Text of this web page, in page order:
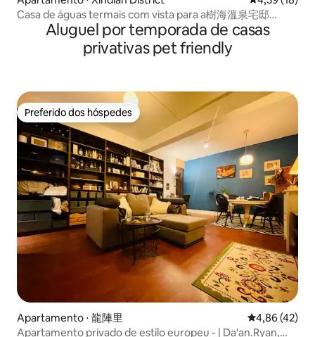
Casa de águas termais com vista para a樹海溫泉宅邸
árvoreAluguel por temporada de casas
privativas pet friendly
Preferido dos hóspedes
Preferido dos hóspedes
Apartamento ⋅ 龍陣里 4,86 de uma
4,86 (42)
Apartamento privado de estilo europeu - | Da'an.Ryan,